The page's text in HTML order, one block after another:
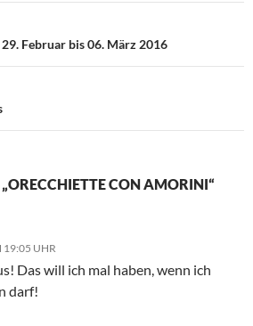
Februar bis 06. März 2016
CON AMORINI“
19:05 UHR
Das will ich mal haben, wenn ich
darf!